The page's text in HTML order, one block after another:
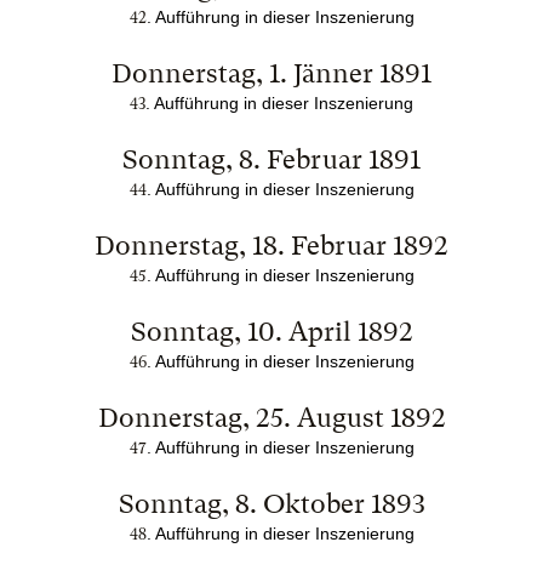
42. Aufführung in dieser Inszenierung
Donnerstag, 1. Jänner 1891
43 . Aufführung in dieser Inszenierung
Sonntag, 8. Februar 1891
44. Aufführung in dieser Inszenierung
Donnerstag, 18. Februar 1892
45. Aufführung in dieser Inszenierung
Sonntag, 10. April 1892
46. Aufführung in dieser Inszenierung
Donnerstag, 25. August 1892
47. Aufführung in dieser Inszenierung
Sonntag, 8. Oktober 1893
48. Aufführung in dieser Inszenierung